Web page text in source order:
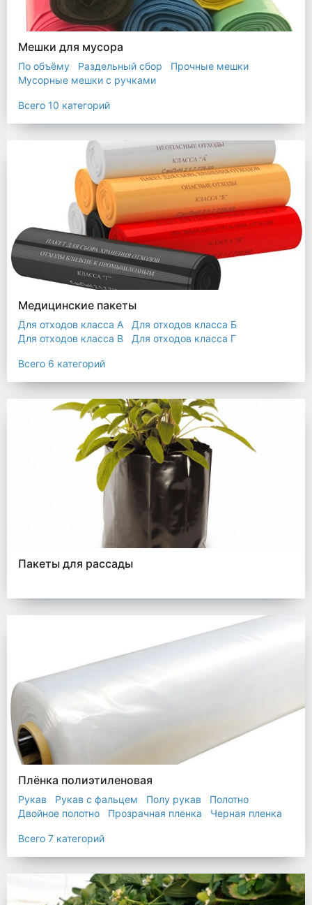
Мешки для мусора
По объёму Раздельный сбор
Прочные мешки
Мусорные мешки с ручками
Прозрачные мешки
Мешки строительные
Мешок для листьев
Всего 10 категорий
Медицинские пакеты
Для отходов класса А
Для отходов класса Б
Для отходов класса В
Для отходов класса Г
Пакеты термостойкие для утилизатора
Всего 6 категорий
Пакеты для рассады
Плёнка полиэтиленовая
Рукав Рукав с фальцем Полу рукав
Полотно
Двойное полотно
Прозрачная пленка Черная пленка
Всего 7 категорий